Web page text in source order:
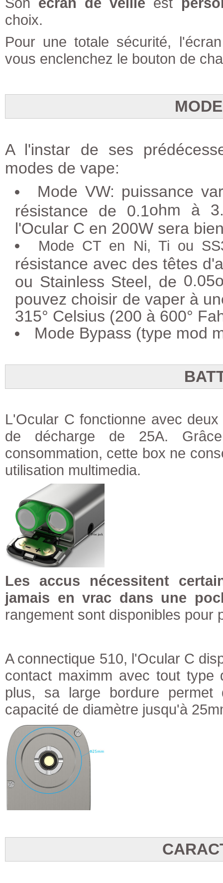
choix.
Pour une totale sécurité,
vous enclenchez le bouton de
A l'instar de ses
modes de vape:
Mode VW: puissance
résistance de 0.1 ohm à
l'Ocular C en 200W sera
Mode CT en Ni, Ti ou
résistance avec des têtes
ou Stainless Steel, de
pouvez choisir de vaper à
315° Celsius (200 à 600°
Mode Bypass (type mod
L'Ocular C fonctionne avec
de décharge de 25A.
consommation, cette box ne
utilisation multimedia.
Les accus nécessitent
jamais en vrac dans une
rangement sont disponibles
A connectique 510, l'Ocular C
contact maximm avec tout
plus, sa large bordure permet
capacité de diamètre jusqu'à